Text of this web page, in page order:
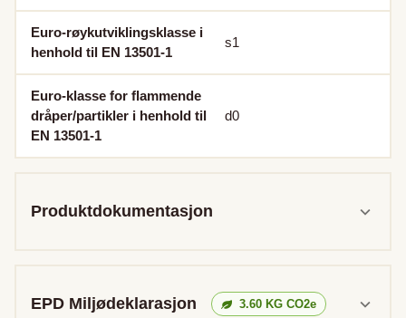
Euro-røykutviklingsklasse i
henhold til EN 13501-1
s1
Euro-klasse for flammende
dråper/partikler i henhold til
EN 13501-1
d0
Produktdokumentasjon
EPD Miljødeklarasjon 3.60 KG CO2e